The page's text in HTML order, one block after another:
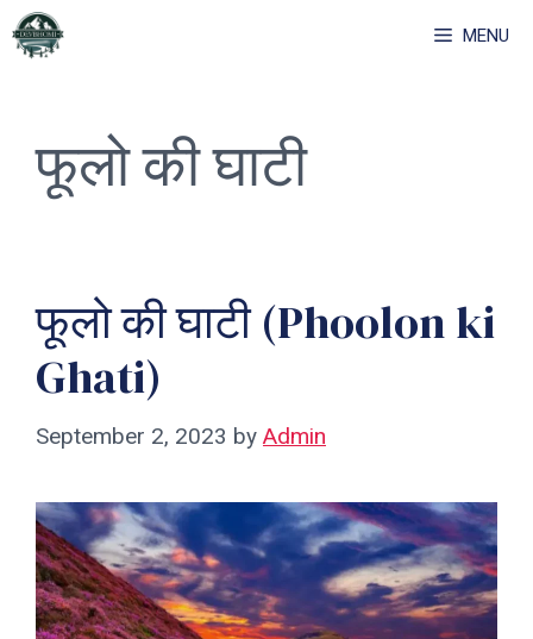
Skip
to
MENU
फूलो की घाटी
फूलो की घाटी (Phoolon ki
Ghati)
September 2, 2023 by Admin